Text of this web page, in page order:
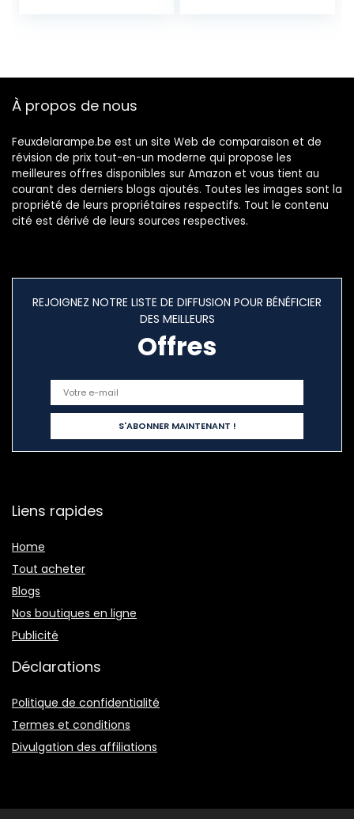
À propos de nous
Feuxdelarampe.be est un site Web de comparaison et de
révision de prix tout-en-un moderne qui propose les
meilleures offres disponibles sur Amazon et vous tient au
courant des derniers blogs ajoutés. Toutes les images sont la
propriété de leurs propriétaires respectifs. Tout le contenu
cité est dérivé de leurs sources respectives.
REJOIGNEZ NOTRE LISTE DE DIFFUSION POUR BÉNÉFICIER
DES MEILLEURS
Offres
Liens rapides
Home
Tout acheter
Blogs
Nos boutiques en ligne
Publicité
Déclarations
Politique de confidentialité
Termes et conditions
Divulgation des affiliations